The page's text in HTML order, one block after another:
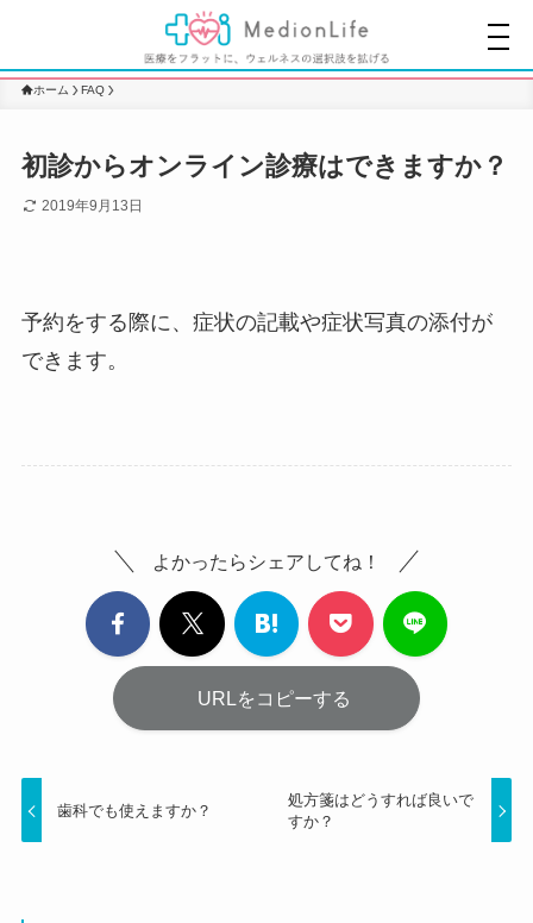
ホーム FAQ
初診からオンライン診療はできますか？
2019年9月13日
予約をする際に、症状の記載や症状写真の添付が
できます。
よかったらシェアしてね！
URLをコピーする
歯科でも使えますか？
処方箋はどうすれば良いで
すか？